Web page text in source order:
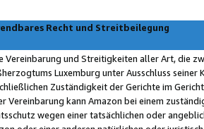
Recht und Streitbeilegung
Vereinbarung und Streitigkeiten aller Art, die
Luxemburg unter Ausschluss
Zuständigkeit der Gerichte im
Vereinbarung kann Amazon bei einem
wegen einer tatsächlichen oder